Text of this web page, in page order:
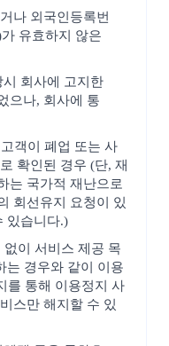
나 외국인등록번
유효하지 않은
회사에 고지한
으나, 회사에 통
객이 폐업 또는 사
확인된 경우 (단, 재
는 국가적 재난으로
회선유지 요청이 있
있습니다.)
이 서비스 제공 목
는 경우와 같이 이용
를 통해 이용정지 사
스만 해지할 수 있